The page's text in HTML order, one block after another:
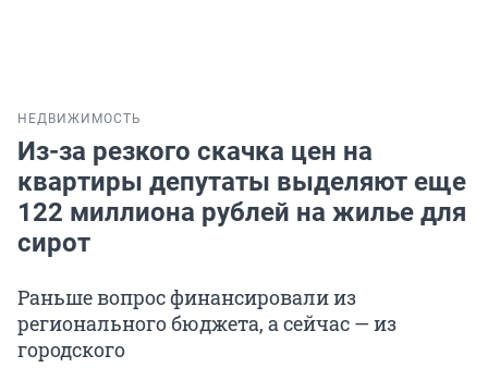
НЕДВИЖИМОСТЬ
Из-за резкого скачка цен на
квартиры депутаты выделяют еще
122 миллиона рублей на жилье для
сирот
Раньше вопрос финансировали из
регионального бюджета, а сейчас — из
городского